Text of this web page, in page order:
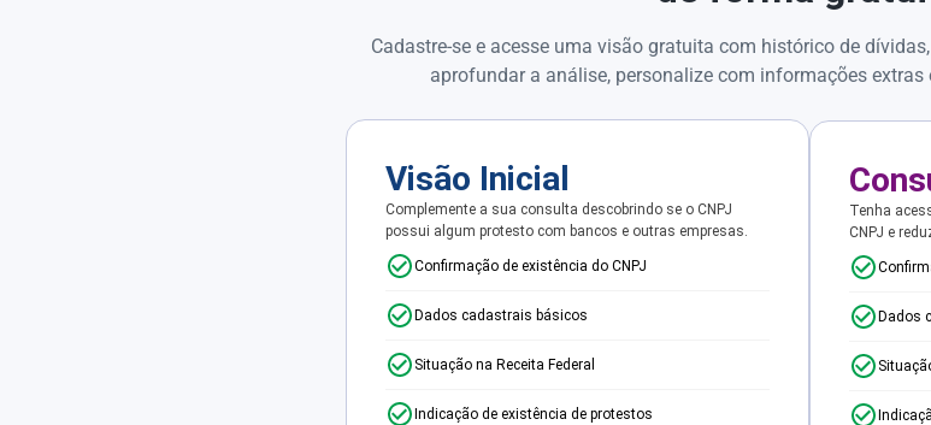
Cadastre-se e acesse uma visão gratuita com histórico de
aprofundar a análise, personalize com informações
Visão Inicial
Complemente a sua consulta descobrindo se o CNPJ
possui algum protesto com bancos e outras empresas.
Confirmação de existência do CNPJ
Dados cadastrais básicos
Situação na Receita Federal
Indicação de existência de protestos
Tenha
CNPJ e
Dados